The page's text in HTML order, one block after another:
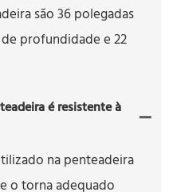
são 36 polegadas
profundidade e 22
é resistente à
na penteadeira
o torna adequado